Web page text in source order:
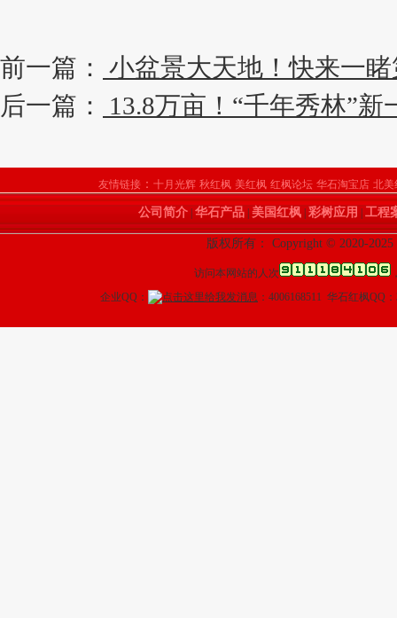
前一篇：
小盆景大天地！快来一
后一篇：
13.8万亩！“千年秀林”新
友情链接 ： 十月光辉 秋红枫 美红枫 红枫论坛 华石淘宝店 北美
公司简介 华石产品 美国红枫 彩树应用 工程
版权所有： Copyright © 2020-
访问本网站的人次
企业QQ：
：4006168511 华石红枫QQ